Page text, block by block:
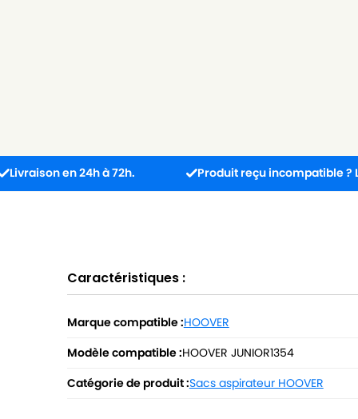
en 24h à 72h. Produit reçu incompatible ?
Caractéristiques :
Marque compatible :HOOVER
Modèle compatible :HOOVER JUNIOR1354
Catégorie de produit :Sacs aspirateur HOOVER